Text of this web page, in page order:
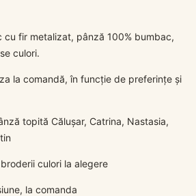
cu fir metalizat, pânză 100% bumbac,
culori.
la comandă, în funcție de preferințe și
topită Călușar, Catrina, Nastasia,
culori la alegere
la comanda